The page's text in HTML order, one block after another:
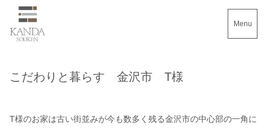
Menu
こだわりと暮らす 金沢市 T様
T様のお家は古い街並みが今も数多く残る金沢市の中心部の一角に